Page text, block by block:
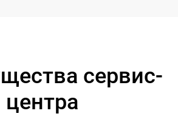
сервис-
центра